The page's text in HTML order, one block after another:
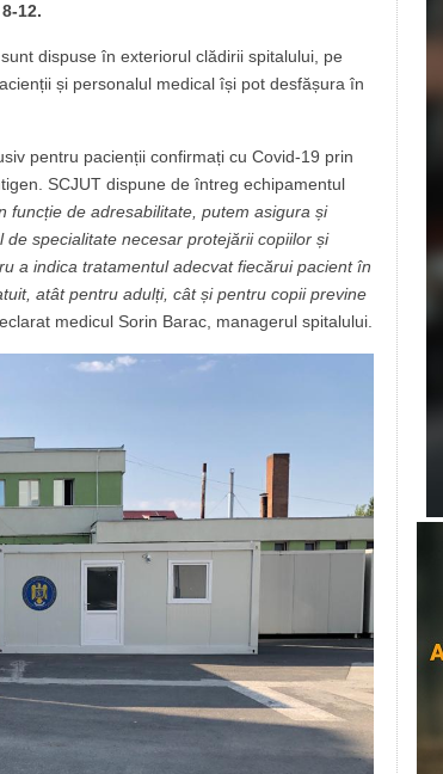
12.
dispuse în exteriorul clădirii spitalului, pe
și personalul medical își pot desfășura în
pentru pacienții confirmați cu Covid-19 prin
SCJUT dispune de întreg echipamentul
funcție de adresabilitate, putem asigura și
specialitate necesar protejării copiilor și
a indica tratamentul adecvat fiecărui pacient în
atât pentru adulți, cât și pentru copii previne
medicul Sorin Barac, managerul spitalului.